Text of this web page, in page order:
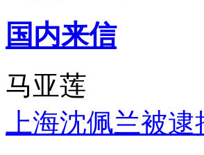
国内来信
马亚莲
上海沈佩兰被